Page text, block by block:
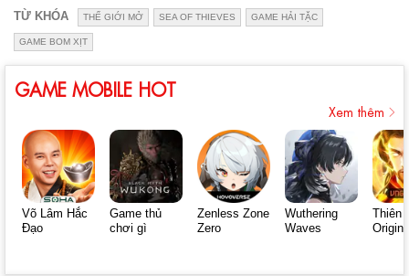
TỪ KHÓA THẾ GIỚI MỞ SEA OF THIEVES GAME HẢI TẶC
GAME BOM XỊT
GAME MOBILE HOT
Xem thêm
Võ Lâm Hắc
Đạo
Game thủ
chơi gì
Zenless Zone
Zero
Wuthering
Waves
Thiên
Origin